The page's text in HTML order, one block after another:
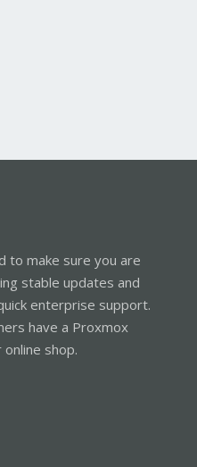
to make sure you are
stable updates and
enterprise support.
have a Proxmox
shop.